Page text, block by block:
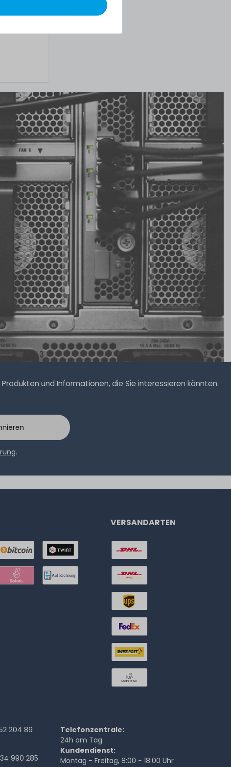
und Informationen, die Sie interessieren könnten.
.
VERSANDARTEN
204 89
990 285
Telefonzentrale:
24h am Tag
Kundendienst:
Montag - Freitag, 8:00 - 18:00 Uhr